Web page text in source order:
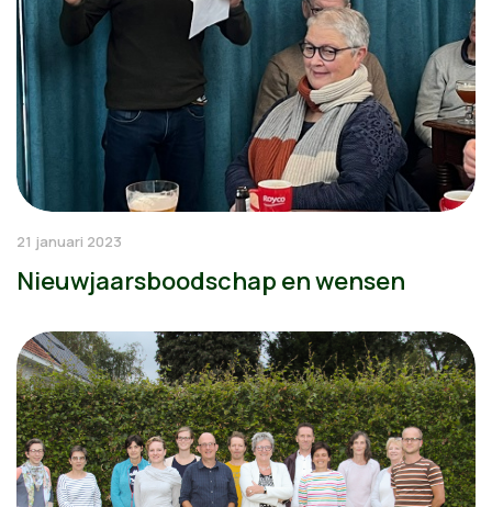
21 januari 2023
Nieuwjaarsboodschap en wensen